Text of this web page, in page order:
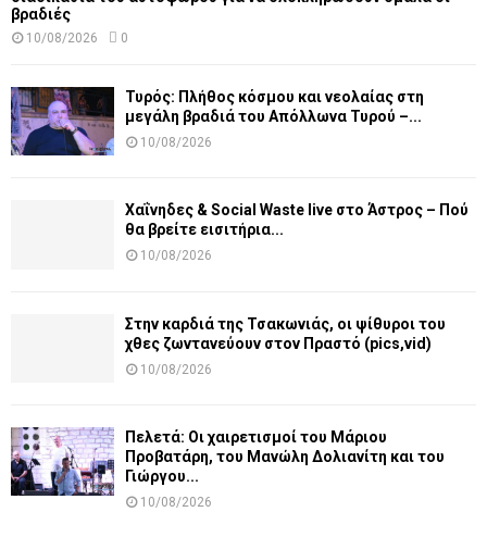
βραδιές
10/08/2026 0
Τυρός: Πλήθος κόσμου και νεολαίας στη
μεγάλη βραδιά του Απόλλωνα Τυρού –...
10/08/2026
Χαΐνηδες & Social Waste live στο Άστρος – Πού
θα βρείτε εισιτήρια...
10/08/2026
Στην καρδιά της Τσακωνιάς, οι ψίθυροι του
χθες ζωντανεύουν στον Πραστό (pics,vid)
10/08/2026
Πελετά: Οι χαιρετισμοί του Μάριου
Προβατάρη, του Μανώλη Δολιανίτη και του
Γιώργου...
10/08/2026